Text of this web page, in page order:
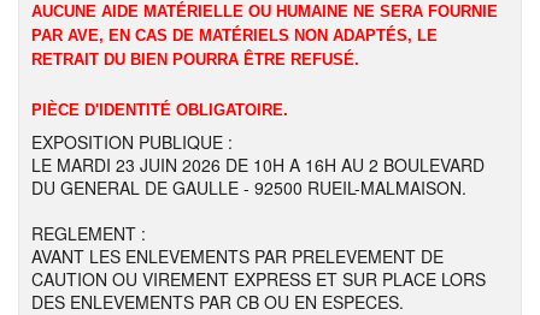
AUCUNE AIDE MATÉRIELLE OU HUMAINE NE SERA FOURNIE
PAR AVE, EN CAS DE MATÉRIELS NON ADAPTÉS, LE
RETRAIT DU BIEN POURRA ÊTRE REFUSÉ.
PIÈCE D'IDENTITÉ OBLIGATOIRE.
EXPOSITION PUBLIQUE :
LE MARDI 23 JUIN 2026 DE 10H A 16H AU 2 BOULEVARD
DU GENERAL DE GAULLE - 92500 RUEIL-MALMAISON.
REGLEMENT :
AVANT LES ENLEVEMENTS PAR PRELEVEMENT DE
CAUTION OU VIREMENT EXPRESS ET SUR PLACE LORS
DES ENLEVEMENTS PAR CB OU EN ESPECES.